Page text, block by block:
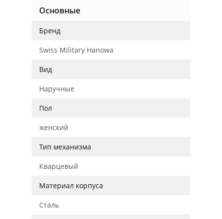
Основные
Бренд
Swiss Military Hanowa
Вид
Наручные
Пол
женский
Тип механизма
Кварцевый
Материал корпуса
Сталь